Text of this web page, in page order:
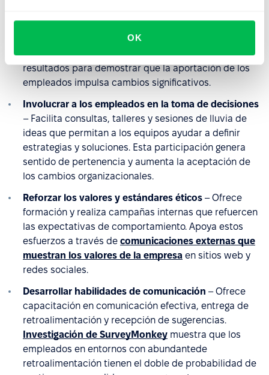
OK
de preocupaciones o violaciones. Investiga los
informes, toma acciones correctivas y comunica los
resultados para demostrar que la aportación de los
empleados impulsa cambios significativos.
Involucrar a los empleados en la toma de decisiones
– Facilita consultas, talleres y sesiones de lluvia de
ideas que permitan a los equipos ayudar a definir
estrategias y soluciones. Esta participación genera
sentido de pertenencia y aumenta la aceptación de
los cambios organizacionales.
Reforzar los valores y estándares éticos – Ofrece
formación y realiza campañas internas que refuercen
las expectativas de comportamiento. Apoya estos
esfuerzos a través de comunicaciones externas que
muestran los valores de la empresa en sitios web y
redes sociales.
Desarrollar habilidades de comunicación – Ofrece
capacitación en comunicación efectiva, entrega de
retroalimentación y recepción de sugerencias.
Investigación de SurveyMonkey muestra que los
empleados en entornos con abundantede
retroalimentación tienen el doble de probabilidad de